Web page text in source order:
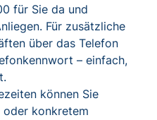
für Sie da und
Für zusätzliche
über das Telefon
– einfach,
können Sie
konkretem